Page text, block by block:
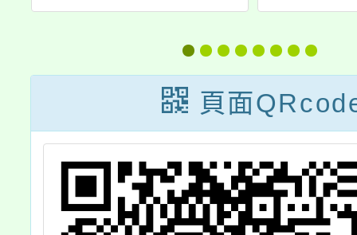
115年童軍運動
會一案，請鼓勵
所屬師生踴躍報
名參加，請查
照。
學校
暑期
明會
頁面